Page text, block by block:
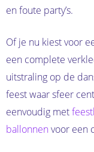
en foute party’s.
Of je nu kiest voor
een complete
uitstraling op de
feest waar sfeer
eenvoudig met
ballonnenvoor een